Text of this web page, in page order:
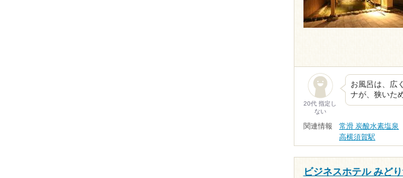
20代 指定し
ない
お風呂は、広
ナが、狭いた
関連情報 常滑 炭酸水素塩泉
高横須賀駅
ビジネスホテル みど